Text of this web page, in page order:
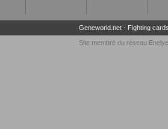
Geneworld.net- Fighting
Site membre du réseau Enelye